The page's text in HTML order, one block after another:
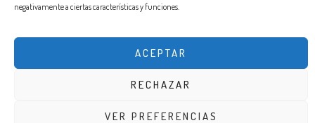
negativamente a ciertas características y funciones.
ACEPTAR
RECHAZAR
VER PREFERENCIAS
DISEÑO WEB POR EXPERTOSLOPD®. TODOS LOS DERECHOS RESERVADOS